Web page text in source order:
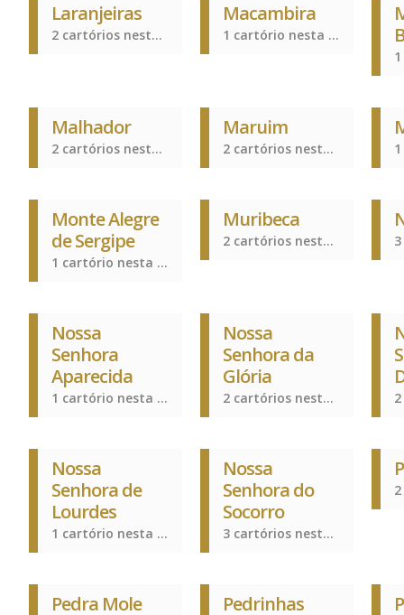
Laranjeiras
2 cartórios nesta cidade
Macambira
1 cartório nesta cidade
Malhador
2 cartórios nesta cidade
Maruim
2 cartórios nesta cidade
Monte Alegre
de Sergipe
1 cartório nesta cidade
Muribeca
2 cartórios nesta cidade
Nossa
Senhora
Aparecida
1 cartório nesta cidade
Nossa
Senhora da
Glória
2 cartórios nesta cidade
Nossa
Senhora de
Lourdes
1 cartório nesta cidade
Nossa
Senhora do
Socorro
3 cartórios nesta cidade
Pedra Mole Pedrinhas